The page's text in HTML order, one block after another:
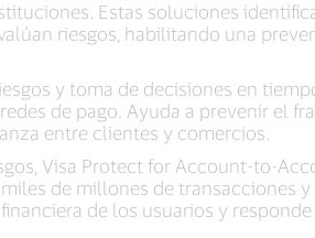
Estas soluciones
riesgos, habilitando una
y toma de decisiones en
de pago. Ayuda a prevenir el
entre clientes y comercios.
Visa Protect for Account-to-
de millones de transacciones
de los usuarios y